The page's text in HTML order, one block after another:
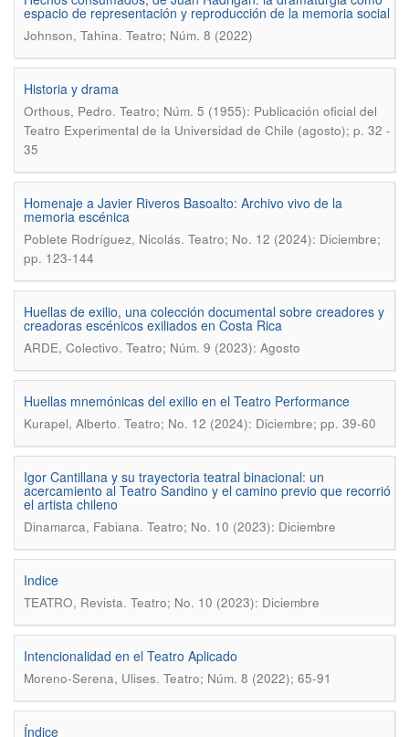
espacio de representación y reproducción de la memoria social
Johnson, Tahina. Teatro; Núm. 8 (2022)
Historia y drama
Orthous, Pedro. Teatro; Núm. 5 (1955): Publicación oficial del
Teatro Experimental de la Universidad de Chile (agosto); p. 32 -
35
Homenaje a Javier Riveros Basoalto: Archivo vivo de la
memoria escénica
Poblete Rodríguez, Nicolás. Teatro; No. 12 (2024): Diciembre;
pp. 123-144
Huellas de exilio, una colección documental sobre creadores y
creadoras escénicos exiliados en Costa Rica
ARDE, Colectivo. Teatro; Núm. 9 (2023): Agosto
Huellas mnemónicas del exilio en el Teatro Performance
Kurapel, Alberto. Teatro; No. 12 (2024): Diciembre; pp. 39-60
Igor Cantillana y su trayectoria teatral binacional: un
acercamiento al Teatro Sandino y el camino previo que recorrió
el artista chileno
Dinamarca, Fabiana. Teatro; No. 10 (2023): Diciembre
Indice
TEATRO, Revista. Teatro; No. 10 (2023): Diciembre
Intencionalidad en el Teatro Aplicado
Moreno-Serena, Ulises. Teatro; Núm. 8 (2022); 65-91
Índice